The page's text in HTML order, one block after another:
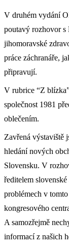
V druhém vydání
poutavý rozhovor
jihomoravské
práce záchranáře,
připravují.
V rubrice “Z
společnost 1981
oblečením.
Zavřená výstaviště
hledání nových
Slovensku. V
ředitelem
problémech v
kongresového
A samozřejmě
informací z našich